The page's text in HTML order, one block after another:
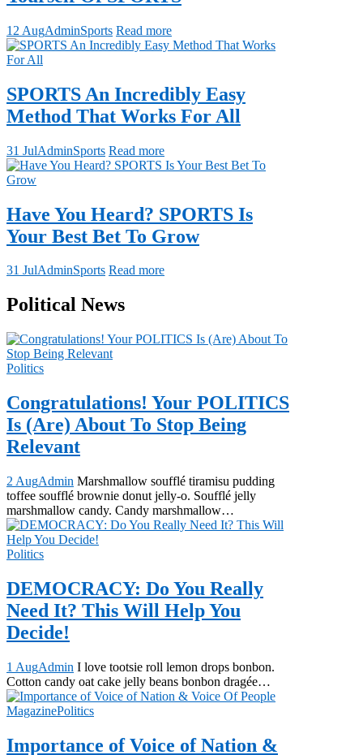
12 AugAdminSports Read more
SPORTS An Incredibly Easy
Method That Works For All
31 JulAdminSports Read more
Have You Heard? SPORTS Is
Your Best Bet To Grow
31 JulAdminSports Read more
Political News
Politics
Congratulations! Your POLITICS
Is (Are) About To Stop Being
Relevant
2 AugAdmin Marshmallow soufflé tiramisu pudding
toffee soufflé brownie donut jelly-o. Soufflé jelly
marshmallow candy. Candy marshmallow…
Politics
DEMOCRACY: Do You Really
Need It? This Will Help You
Decide!
1 AugAdmin I love tootsie roll lemon drops bonbon.
Cotton candy oat cake jelly beans bonbon dragée…
MagazinePolitics
Importance of Voice of Nation &